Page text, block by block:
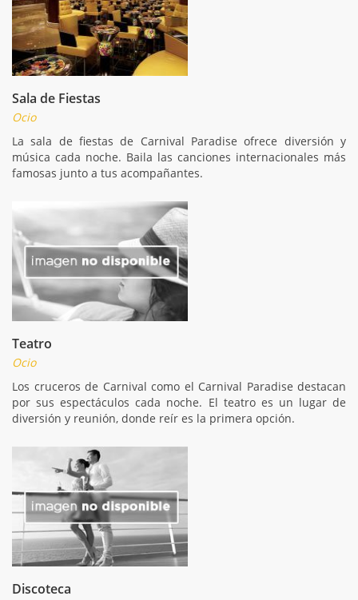
Sala de Fiestas
Ocio
La sala de fiestas de Carnival Paradise ofrece diversión y
música cada noche. Baila las canciones internacionales más
famosas junto a tus acompañantes.
Teatro
Ocio
Los cruceros de Carnival como el Carnival Paradise destacan
por sus espectáculos cada noche. El teatro es un lugar de
diversión y reunión, donde reír es la primera opción.
Discoteca